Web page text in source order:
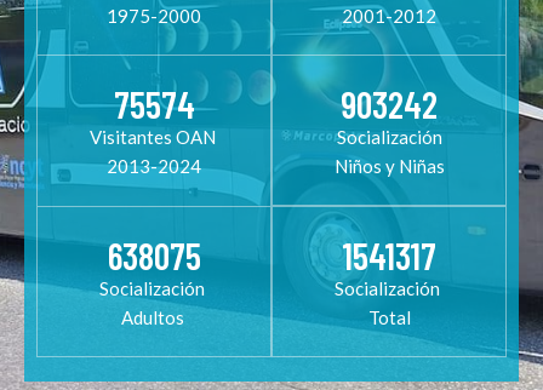
1975-2000
2001-2012
75574
Visitantes OAN
2013-2024
903242
Socialización
Niños y Niñas
638075
Socialización
Adultos
1541317
Socialización
Total